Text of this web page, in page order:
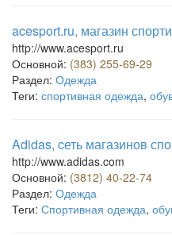
acesport.ru, магазин
http://www.acesport.ru
Основной: (383) 255-69-29
Раздел: Одежда
Теги: спортивная одежда,
Adidas, cеть магазинов
http://www.adidas.com
Основной: (3812) 40-22-74
Раздел: Одежда
Теги: Спортивная одежда,